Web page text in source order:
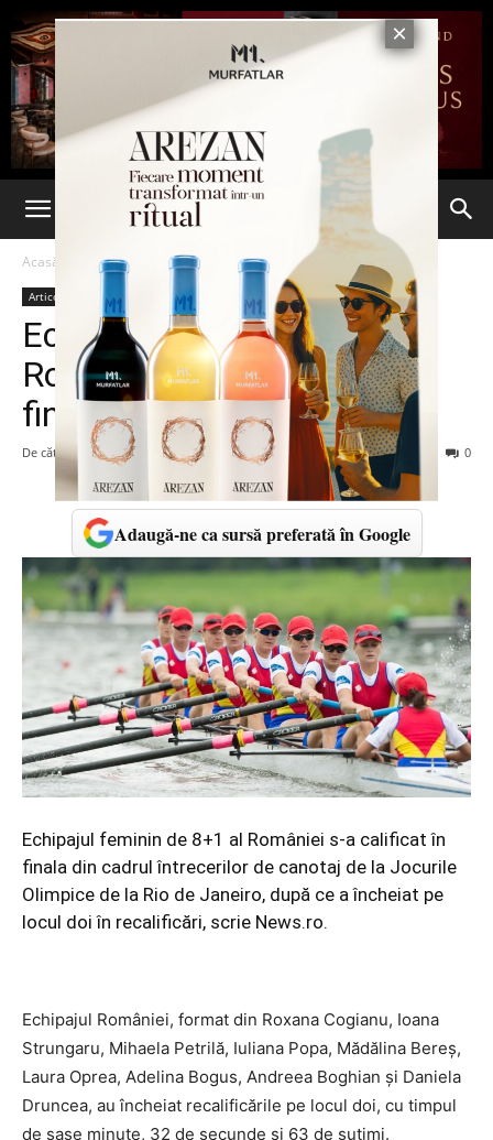
Acasă Articole
Articole
Echipajul feminin de 8+1 al
României s-a calificat în
finală, la canotaj
De către admin - 11 august 2016 0
Adaugă-ne ca sursă preferată în Google
Echipajul feminin de 8+1 al României s-a calificat în
finala din cadrul întrecerilor de canotaj de la Jocurile
Olimpice de la Rio de Janeiro, după ce a încheiat pe
locul doi în recalificări, scrie News.ro.
Echipajul României, format din Roxana Cogianu, Ioana
Strungaru, Mihaela Petrilă, Iuliana Popa, Mădălina Bereş,
Laura Oprea, Adelina Bogus, Andreea Boghian şi Daniela
Druncea, au încheiat recalificările pe locul doi, cu timpul
de şase minute, 32 de secunde şi 63 de sutimi.